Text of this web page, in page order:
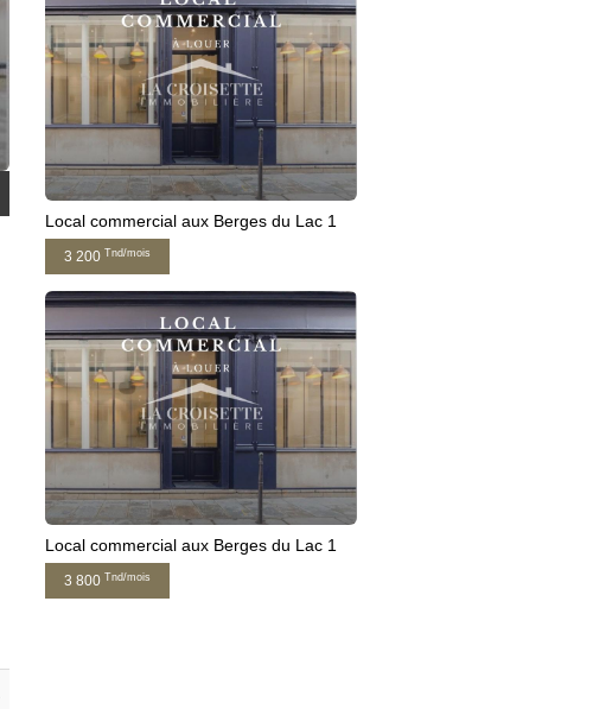
Local commercial aux Berges du Lac 1
3 200 Tnd/mois
Local commercial aux Berges du Lac 1
3 800 Tnd/mois